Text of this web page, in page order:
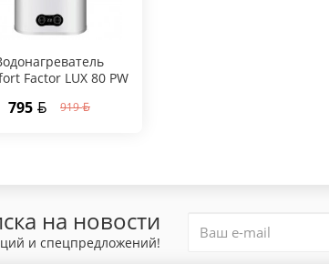
Factor LUX 80 PW
795 919
на новости
и спецпредложений!